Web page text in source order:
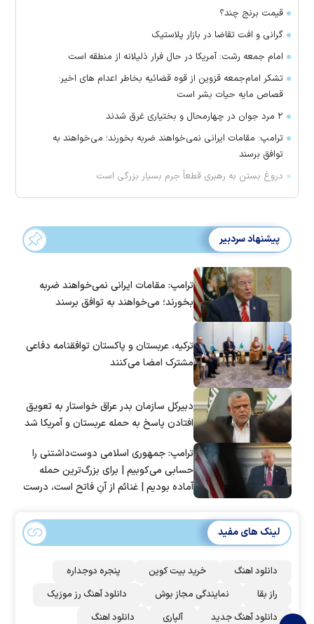
قیمت برنج چند؟
گرانی و افت تقاضا در بازار پلاستیک
امام جمعه رشت: آمریکا در حال فرار ذلیلانه از منطقه است
تشکر امام‌جمعه قزوین از قوه قضائیه بخاطر اعدام های اخیر:
قصاص مایه حیات بشر است
۲ مرد جوان در چهارمحال و بختیاری غرق شدند
ترامپ: مقامات ایرانی نمی‌خواهند ضربه بخورند؛ می‌خواهند به
توافق برسند
دروغ بستن به رهبری قطعاً جرم بسیار بزرگی است
پیشنهاد سردبیر
ترامپ: مقامات ایرانی نمی‌خواهند ضربه
بخورند؛ می‌خواهند به توافق برسند
ترکیه، عربستان و پاکستان توافقنامه دفاعی
مشترک امضا می‌کنند
دبیرکل سازمان بدر عراق خواستار به تعویق
افتادن پاسخ به حمله عربستان و آمریکا شد
ترامپ: جمهوری اسلامی دوست‌داشتنی را
حسابی می‌کوبیم | برای بزرگ‌ترین حمله
آماده بودیم | غنائم از آنِ فاتح است، درست
لینک های مفید
دانلود اهنگ خرید بیت کوین
پنجره دوجداره
راز بقا
نمایندگی مجاز بوش
دانلود آهنگ رز‌ موزیک
دانلود آهنگ جدید
آلپاری دانلود اهنگ